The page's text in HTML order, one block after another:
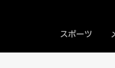
スポーツ